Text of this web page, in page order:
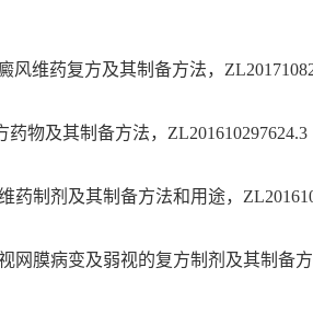
风维药复方及其制备方法，
物及其制备方法， ZL201610297624.3
药制剂及其制备方法和用途，
网膜病变及弱视的复方制剂及其制备方